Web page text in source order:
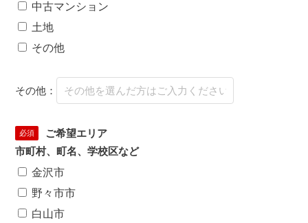
中古マンション
土地
その他
その他：
必須
ご希望エリア
市町村、町名、学校区など
金沢市
野々市市
白山市